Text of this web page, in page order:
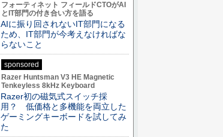
フォーティネット フィールドCTOがAI
とIT部門の付き合い方を語る
AIに振り回されないIT部門になる
ため、IT部門が今考えなければな
らないこと
sponsored
Razer Huntsman V3 HE Magnetic
Tenkeyless 8kHz Keyboard
Razer初の磁気式スイッチ採
用？ 低価格と多機能を両立した
ゲーミングキーボードを試してみ
た